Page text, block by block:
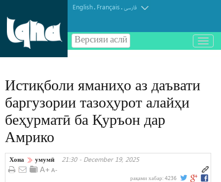
English. Français.فارسی
Версияи аслӣ
باز
و
Истиқболи яманиҳо аз даъвати
баргузории тазоҳурот алайҳи
беҳурматӣ ба Қуръон дар
Амрико
Хона умумӣ 21:30 - December 19, 2025
рақами хабар: 4236